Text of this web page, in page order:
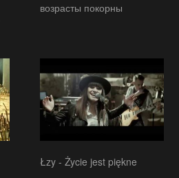
возрасты покорны
Łzy - Życie jest piękne